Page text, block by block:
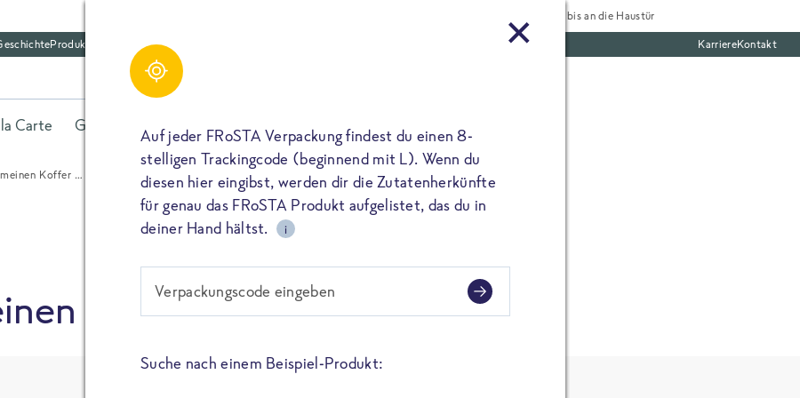
Tiefgekühlt bis an die Haustür
Produktfriedhof KarriereKontakt
Carte Gerichte Fisch Gemüse Kräuter Beliebte Boxen
Koffer …
Koffer …
TEILEN
PIN IT
Schreibe einen Kommentar
Bitte füllen alle mit (*) markierten Felder aus. Deine E-Mail Adresse
wird nicht veröffentlicht. Wenn du deinen Namen angibst, erscheint
dieser öffentlich neben deiner Bewertung.
Kommtar*
Name
E-Mail
Auf jeder FRoSTA Verpackung findest du einen 8-
stelligen Trackingcode (beginnend mit L). Wenn du
diesen hier eingibst, werden dir die Zutatenherkünfte
für genau das FRoSTA Produkt aufgelistet, das du in
deiner Hand hältst.
i
Verpackungscode eingeben
Suche nach einem Beispiel-Produkt: